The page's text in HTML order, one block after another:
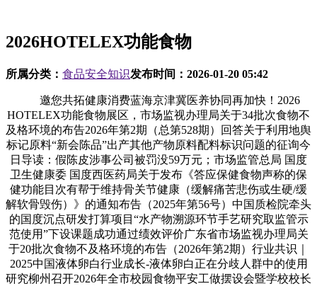
2026HOTELEX功能食物
所属分类： 食品安全知识发布时间： 2026-01-20 05:42
邀您共拓健康消费蓝海京津冀医养协同再加快！2026
HOTELEX功能食物展区，市场监视办理局关于34批次食物不
及格环境的布告2026年第2期（总第528期）回答关于利用地舆
标记原料“新会陈品”出产其他产物原料配料标识问题的征询今
日导读：假陈皮涉事公司被罚没59万元；市场监管总局 国度
卫生健康委 国度西医药局关于发布《答应保健食物声称的保
健功能目次有帮于维持骨关节健康（缓解痛苦悲伤或生硬/缓
解软骨毁伤）》的通知布告（2025年第56号）中国质检院牵头
的国度沉点研发打算项目“水产物溯源环节手艺研究取监管示
范使用”下设课题成功通过绩效评价广东省市场监视办理局关
于20批次食物不及格环境的布告（2026年第2期）行业共识｜
2025中国液体卵白行业成长-液体卵白正在分歧人群中的使用
研究柳州召开2026年全市校园食物平安工做摆设会暨学校校长